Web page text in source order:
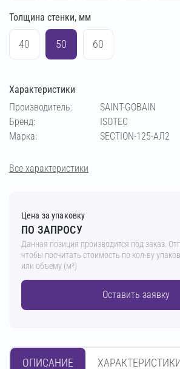
102 108
194 219 273
Толщина стенки, мм
40 50 60
Характеристики
Производитель:
SAINT-GOBAIN
Бренд:
ISOTEC
Марка:
SECTION-125-АЛ2
Все характеристики
Цена за упаковку
ПО ЗАПРОСУ
Данная позиция производится под заказ.
чтобы посчитать стоимость по кол-ву
или объему (м³)
Оставить заявку
ОПИСАНИЕ